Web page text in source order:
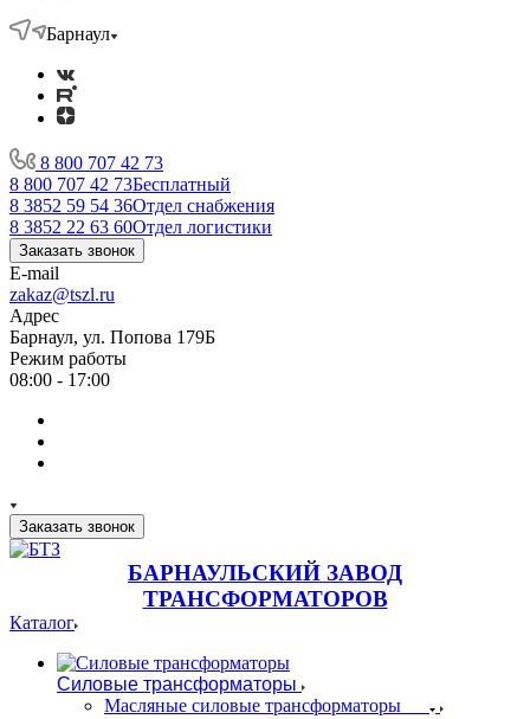
Барнаул
8 800 707 42 73
8 800 707 42 73Бесплатный
8 3852 59 54 36Отдел снабжения
8 3852 22 63 60Отдел логистики
Заказать звонок
E-mail
zakaz@tszl.ru
Адрес
Барнаул, ул. Попова 179Б
Режим работы
08:00 - 17:00
Заказать звонок
БАРНАУЛЬСКИЙ ЗАВОД
ТРАНСФОРМАТОРОВ
Каталог
Силовые трансформаторы
Масляные силовые трансформаторы